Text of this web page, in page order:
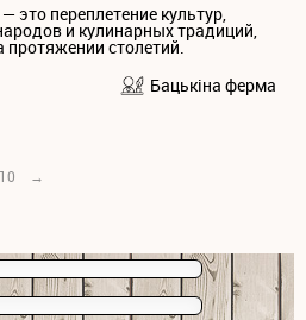
это переплетение культур,
и кулинарных традиций,
столетий.
Бацькiна ферма
10 →